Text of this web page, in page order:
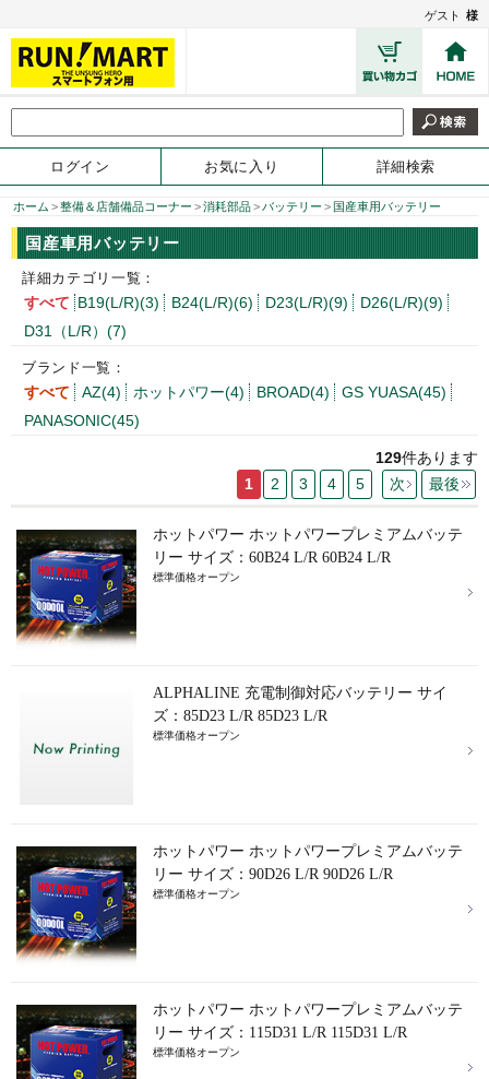
ゲスト 様
ログイン お気に入り 詳細検索
ホーム >整備＆店舗備品コーナー >消耗部品>バッテリー > 国産車用バッテリー
国産車用バッテリー
詳細カテゴリ一覧：
すべて B19(L/R)(3) B24(L/R)(6) D23(L/R)(9)
D26(L/R)(9)
D31（L/R）(7)
ブランド一覧：
すべて AZ(4) ホットパワー(4) BROAD(4)
GS YUASA(45)
PANASONIC(45)
129件あります
1
2 3 4 5 次 最後
ホットパワー ホットパワープレミアムバッテ
リー サイズ：60B24 L/R 60B24 L/R
標準価格オープン
ALPHALINE 充電制御対応バッテリー サイ
ズ：85D23 L/R 85D23 L/R
標準価格オープン
ホットパワー ホットパワープレミアムバッテ
リー サイズ：90D26 L/R 90D26 L/R
標準価格オープン
ホットパワー ホットパワープレミアムバッテ
リー サイズ：115D31 L/R 115D31 L/R
標準価格オープン